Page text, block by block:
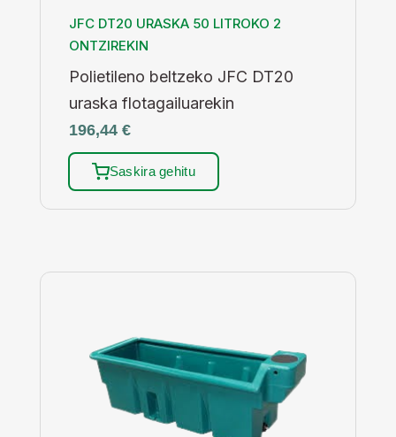
JFC DT20 URASKA 50 LITROKO 2
ONTZIREKIN
Polietileno beltzeko JFC DT20
uraska flotagailuarekin
196,44 €
Saskira gehitu